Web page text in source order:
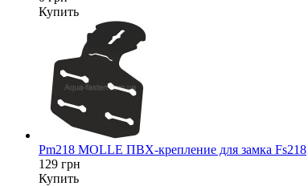
Купить
Pm218 MOLLE ПВХ-крепление для замка Fs218
129 грн
Купить